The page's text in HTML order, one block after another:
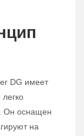
DG имеет
Он оснащен
на